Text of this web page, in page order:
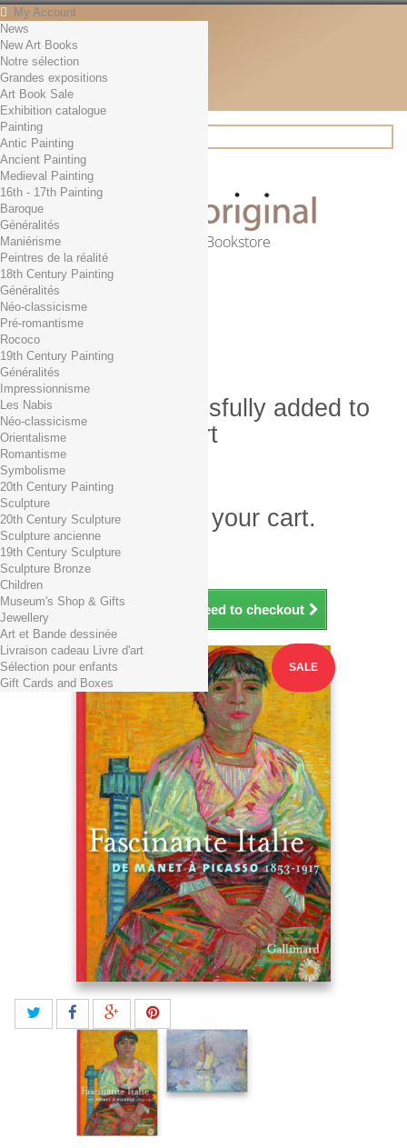
My Account
Contact
English
English
Français
News
Search
Online Art Bookstore
Cart (empty)
No products
Free shipping!
0,00 € Total
Check out
Product successfully added to
your shopping cart
Quantity
Total
There is 1 item in your cart.
Total products (tax incl.)
Total shipping TTC
Total (tax incl.)
Continue shopping Proceed to checkout
News
New Art Books
Notre sélection
Grandes expositions
Art Book Sale
Exhibition catalogue
Painting
Antic Painting
Ancient Painting
Medieval Painting
16th - 17th Painting
Baroque
Généralités
Maniérisme
Peintres de la réalité
18th Century Painting
Généralités
Néo-classicisme
Pré-romantisme
Rococo
19th Century Painting
Généralités
Impressionnisme
Les Nabis
Néo-classicisme
Orientalisme
Romantisme
Symbolisme
20th Century Painting
Sculpture
20th Century Sculpture
Sculpture ancienne
19th Century Sculpture
Sculpture Bronze
Children
Museum's Shop & Gifts
Jewellery
Art et Bande dessinée
Livraison cadeau Livre d'art
Sélection pour enfants
Gift Cards and Boxes
SALE